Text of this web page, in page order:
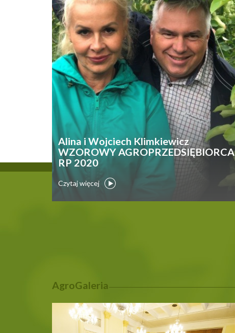
Alina i Wojciech Klimkiewicz
WZOROWY AGROPRZEDSIĘBIORCA
RP 2020
Czytaj więcej
AgroGaleria